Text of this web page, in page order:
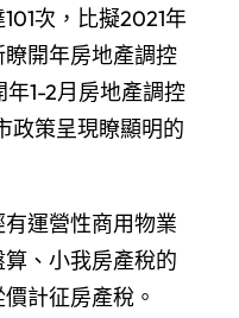
次，比擬2021年
開年房地產調控
1-2月房地產調控
政策呈現瞭顯明的
運營性商用物業
、小我房產稅的
計征房產稅。